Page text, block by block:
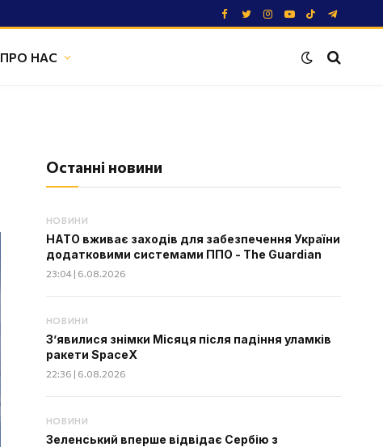
Facebook
TwitterInstagram
YouTube
TikTokTelegram
ПРО НАС
Останні новини
НОВИНИ
НАТО вживає заходів для забезпечення України
додатковими системами ППО - The Guardian
23:04 | 6.08.2026
НОВИНИ
З’явилися знімки Місяця після падіння уламків
ракети SpaceX
22:36 | 6.08.2026
НОВИНИ
Зеленський вперше відвідає Сербію з